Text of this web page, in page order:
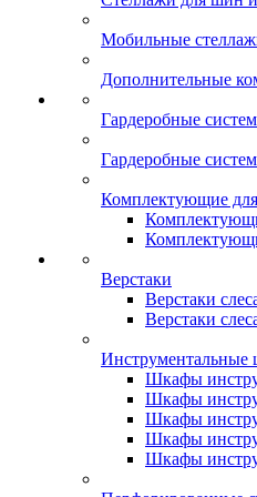
Мобильные
Дополнительные
Гардеробные
Гардеробные
Комплектующие
Верстаки
Верстаки
Верстаки
Шкафы
Шкафы
Шкафы
Шкафы
Шкафы